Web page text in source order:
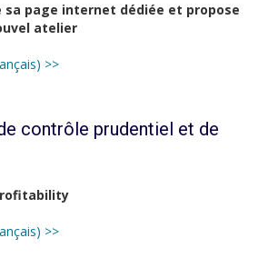
sa page internet dédiée et propose
atelier
>>
contrôle prudentiel et de
>>